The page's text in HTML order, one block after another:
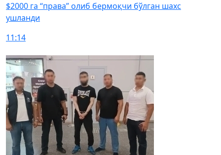
$2000 га “права” олиб бермоқчи бўлган шахс
ушланди
11:14